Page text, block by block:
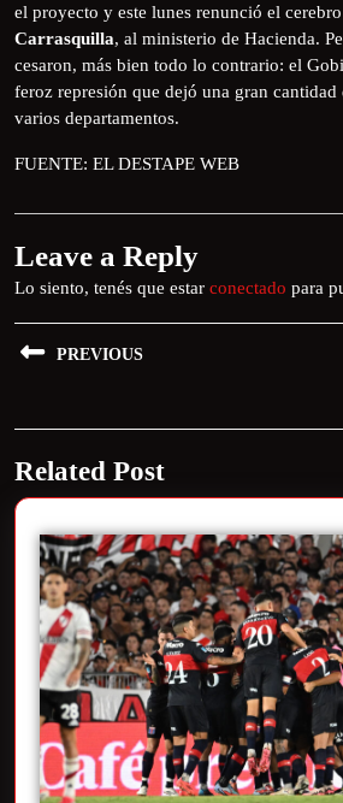
el proyecto y este lunes renunció el
Carrasquilla, al ministerio de Hacienda.
cesaron, más bien todo lo contrario: el
feroz represión que dejó una gran cantidad
varios departamentos.
FUENTE: EL DESTAPE WEB
Leave a Reply
Lo siento, tenés que estar conectado para
PREVIOUS
Related Post